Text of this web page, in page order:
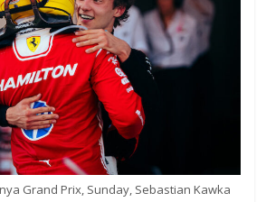
Grand Prix, Sunday, Sebastian Kawka